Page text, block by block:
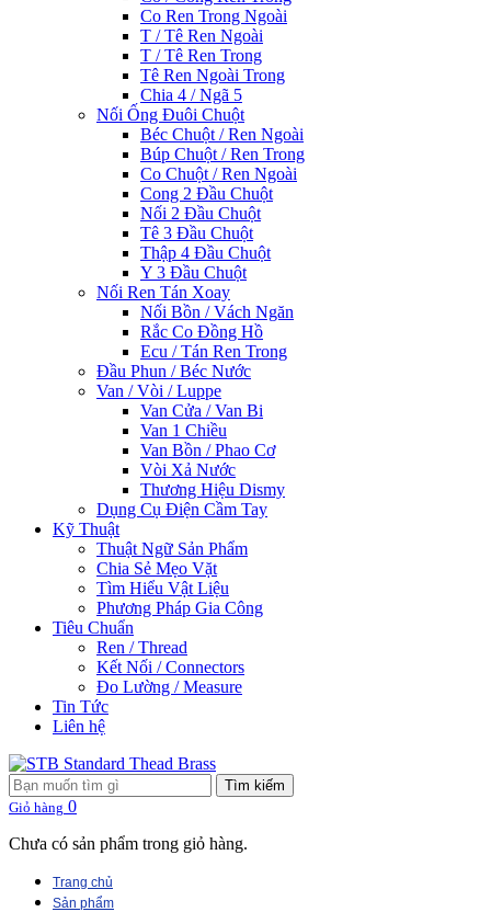
Co Ren Trong Ngoài
T / Tê Ren Ngoài
T / Tê Ren Trong
Tê Ren Ngoài Trong
Chia 4 / Ngã 5
Nối Ống Đuôi Chuột
Béc Chuột / Ren Ngoài
Búp Chuột / Ren Trong
Co Chuột / Ren Ngoài
Cong 2 Đầu Chuột
Nối 2 Đầu Chuột
Tê 3 Đầu Chuột
Thập 4 Đầu Chuột
Y 3 Đầu Chuột
Nối Ren Tán Xoay
Nối Bồn / Vách Ngăn
Rắc Co Đồng Hồ
Ecu / Tán Ren Trong
Đầu Phun / Béc Nước
Van / Vòi / Luppe
Van Cửa / Van Bi
Van 1 Chiều
Van Bồn / Phao Cơ
Vòi Xả Nước
Thương Hiệu Dismy
Dụng Cụ Điện Cầm Tay
Kỹ Thuật
Thuật Ngữ Sản Phẩm
Chia Sẻ Mẹo Vặt
Tìm Hiểu Vật Liệu
Phương Pháp Gia Công
Tiêu Chuẩn
Ren / Thread
Kết Nối / Connectors
Đo Lường / Measure
Tin Tức
Liên hệ
Tìm kiếm
Giỏ hàng 0
Chưa có sản phẩm trong giỏ hàng.
Trang chủ
Sản phẩm